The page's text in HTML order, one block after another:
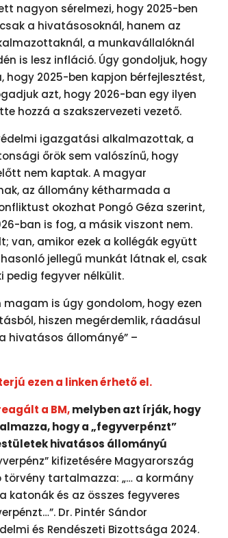
nagyon sérelmezi, hogy 2025-ben
a hivatásosoknál, hanem az
a munkavállalóknál
is lesz infláció. Úgy gondoljuk, hogy
2025-ben kapjon bérfejlesztést,
azt, hogy 2026-ban egy ilyen
hozzá a szakszervezeti vezető.
igazgatási alkalmazottak, a
őrök sem valószínű, hogy
nem kaptak. A magyar
az állomány kétharmada a
okozhat Pongó Géza szerint,
ban is fog, a másik viszont nem.
van, amikor ezek a kollégák együtt
jellegű munkát látnak el, csak
pedig fegyver nélkülit.
magam is úgy gondolom, hogy ezen
hiszen megérdemlik, ráadásul
hivatásos állományé” –
ezen a linken érhető el.
a BM,melyben azt írják, hogy
hogy a „fegyverpénzt”
hivatásos állományú
kifizetésére Magyarország
törvény tartalmazza: „… a kormány
katonák és az összes fegyveres
Dr. Pintér Sándor
és Rendészeti Bizottsága 2024.